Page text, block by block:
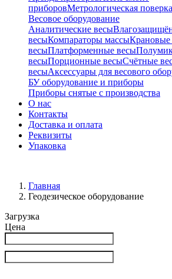
приборовМетрологическая поверка
Весовое оборудование
Аналитические весы
весыКомпараторы массыКрановые
весыПлатформенные весы
весыПорционные весыСчётные
весыАксессуары для весового
БУ оборудование и приборы
Приборы снятые с производства
О нас
Контакты
Доставка и оплата
Реквизиты
Упаковка
Главная
Геодезическое оборудование
Загрузка
Цена